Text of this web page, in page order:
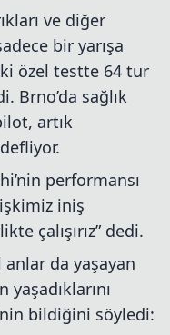
ve diğer
bir yarışa
özel testte 64 tur
Brno’da sağlık
artık
performansı
iniş
çalışırız” dedi.
anlar da yaşayan
bildiğini söyledi: